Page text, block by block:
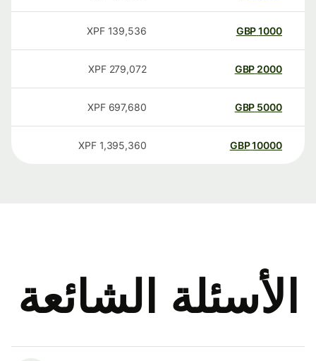
1000
GBP
139,536
XPF
2000
GBP
279,072
XPF
5000
GBP
697,680
XPF
10000
GBP
1,395,360
XPF
الأسئلة الشائعة